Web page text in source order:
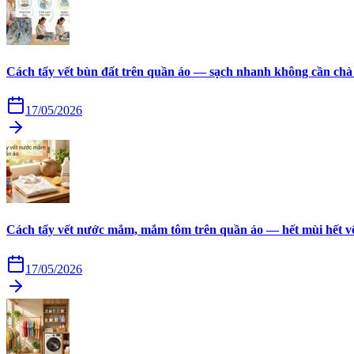
Cách tẩy vết bùn đất trên quần áo — sạch nhanh không cần
17/05/2026
Cách tẩy vết nước mắm, mắm tôm trên quần áo — hết mùi hết
17/05/2026